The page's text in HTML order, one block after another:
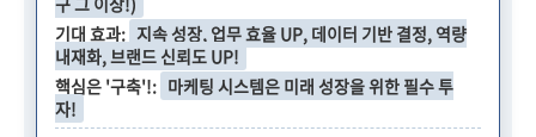
기대 효과: 지속 성장, 업무 효율 UP, 데이터 기반 결정, 역량
내재화, 브랜드 신뢰도 UP!
핵심은 '구축'!: 마케팅 시스템은 미래 성장을 위한 필수 투
자!